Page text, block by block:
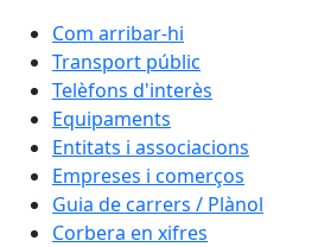
Com arribar-hi
Transport públic
Telèfons d'interès
Equipaments
Entitats i associacions
Empreses i comerços
Guia de carrers / Plànol
Corbera en xifres